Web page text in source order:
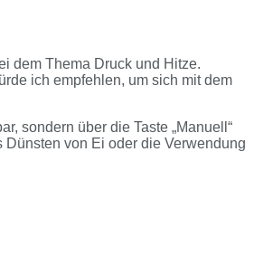
dem Thema Druck und Hitze.
ich empfehlen, um sich mit dem
sondern über die Taste „Manuell“
von Ei oder die Verwendung